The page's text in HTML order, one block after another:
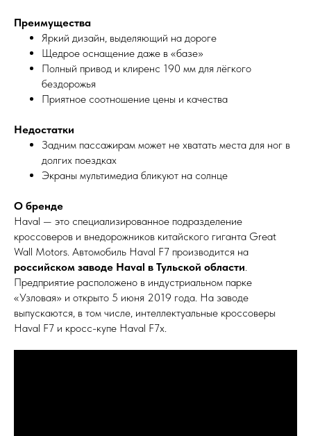
Преимущества
Яркий дизайн, выделяющий на дороге
Щедрое оснащение даже в «базе»
Полный привод и клиренс 190 мм для лёгкого
бездорожья
Приятное соотношение цены и качества
Недостатки
Задним пассажирам может не хватать места для ног в
долгих поездках
Экраны мультимедиа бликуют на солнце
О бренде
Haval — это специализированное подразделение
кроссоверов и внедорожников китайского гиганта Great
Wall Motors. Автомобиль Haval F7 производится на
российском заводе Haval в Тульской области.
Предприятие расположено в индустриальном парке
«Узловая» и открыто 5 июня 2019 года. На заводе
выпускаются, в том числе, интеллектуальные кроссоверы
Haval F7 и кросс-купе Haval F7x.